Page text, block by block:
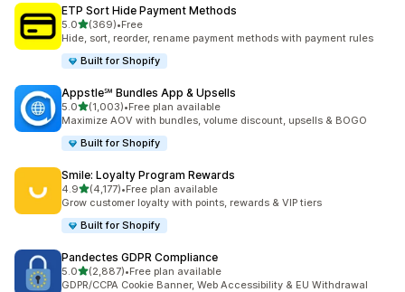
ETP Sort Hide Payment Methods
5.0เต็ม 5 ดาว
(369)
ทั้งหมด 369 รีวิว
•Free
Hide, sort, reorder, rename payment methods with payment rules
Built for Shopify
Appstle℠ Bundles App & Upsells
5.0เต็ม 5 ดาว
(1,003)
ทั้งหมด 1003 รีวิว
•Free plan available
Maximize AOV with bundles, volume discount, upsells & BOGO
Built for Shopify
Smile: Loyalty Program Rewards
4.9เต็ม 5 ดาว
(4,177)
ทั้งหมด 4177 รีวิว
•Free plan available
Grow customer loyalty with points, rewards & VIP tiers
Built for Shopify
Pandectes GDPR Compliance
5.0เต็ม 5 ดาว
(2,887)
ทั้งหมด 2887 รีวิว
•Free plan available
GDPR/CCPA Cookie Banner, Web Accessibility & EU Withdrawal